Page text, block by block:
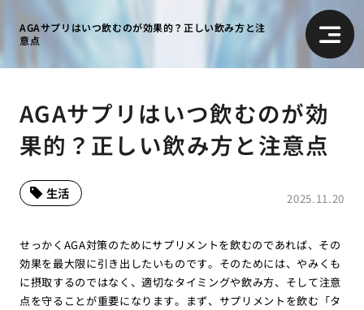
AGAサプリはいつ飲むのが効果的？正しい飲み方と注
意点
AGAサプリはいつ飲むのが効
果的？正しい飲み方と注意点
2025.11.20
生活
せっかくAGA対策のためにサプリメントを飲むのであれば、その
効果を最大限に引き出したいものです。そのためには、やみくも
に摂取するのではなく、適切なタイミングや飲み方、そして注意
点を守ることが重要になります。まず、サプリメントを飲む「タ